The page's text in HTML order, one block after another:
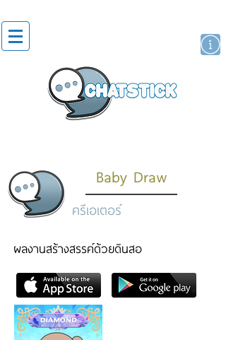
Baby Draw
ครีเอเตอร์
ผลงานสร้างสรรค์ด้วยดินสอ